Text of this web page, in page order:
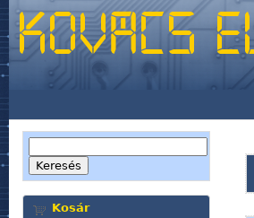
Kosár